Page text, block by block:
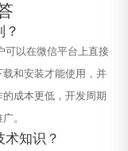
？
可以在微信平台上直接
和安装才能使用，并
成本更低，开发周期
。
知识？